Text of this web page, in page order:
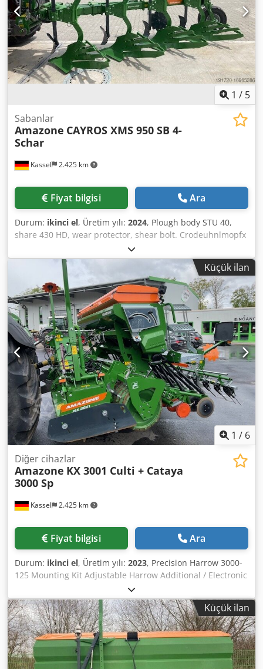
1 / 5
Kassel 2.425 km
Sabanlar
Amazone CAYROS XMS 950 SB 4-
Schar
Fiyat bilgisi Ara
Durum: ikinci el, Üretim yılı: 2024, Plough body STU 40,
share 430 HD, wear protector, shear bolt. Crodeuhnlmopfx
Küçük ilan
1 / 6
Kassel 2.425 km
Diğer cihazlar
Amazone KX 3001 Culti + Cataya
3000 Sp
Fiyat bilgisi Ara
Durum: ikinci el, Üretim yılı: 2023, Precision Harrow 3000-
125 Mounting Kit Adjustable Harrow Additional / Electronic
Row Marker 3000 AmaDrill 2 for Cataya Radar Sensor /
International Analog Work Position Sensor Electronic
Tramline Control / Control Valve and Hydraulic Tramline
Control Cjdpfx Aotgpggepvorf
Küçük ilan